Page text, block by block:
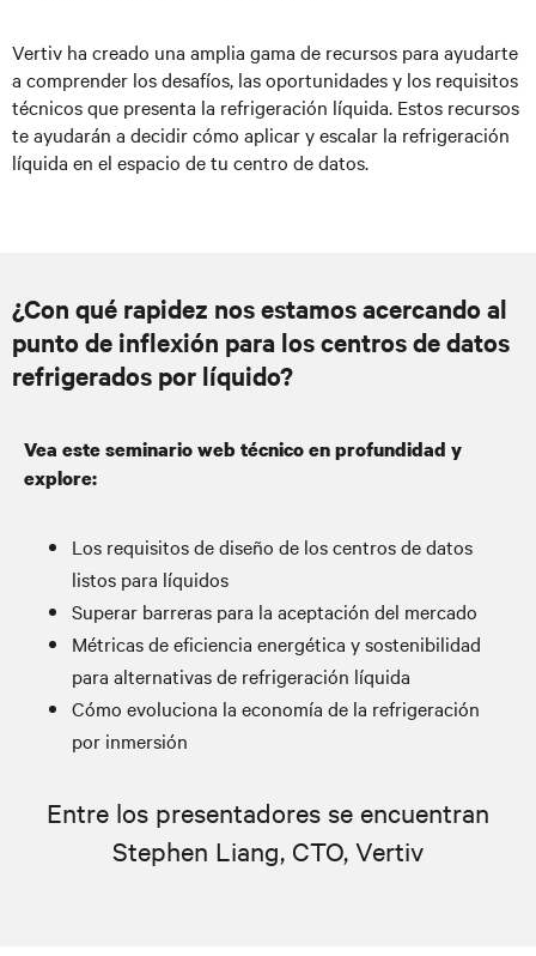
Vertiv ha creado una amplia gama de recursos para ayudarte
a comprender los desafíos, las oportunidades y los requisitos
técnicos que presenta la refrigeración líquida. Estos recursos
te ayudarán a decidir cómo aplicar y escalar la refrigeración
líquida en el espacio de tu centro de datos.
¿Con qué rapidez nos estamos acercando al
punto de inflexión para los centros de datos
refrigerados por líquido?
Vea este seminario web técnico en profundidad y
explore:
Los requisitos de diseño de los centros de datos
listos para líquidos
Superar barreras para la aceptación del mercado
Métricas de eficiencia energética y sostenibilidad
para alternativas de refrigeración líquida
Cómo evoluciona la economía de la refrigeración
por inmersión
Entre los presentadores se encuentran
Stephen Liang, CTO, Vertiv